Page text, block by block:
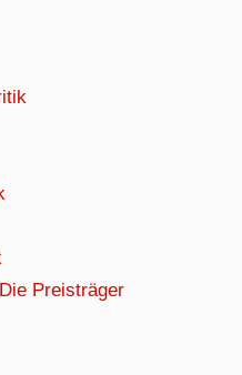
Preisträger